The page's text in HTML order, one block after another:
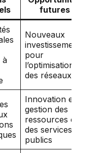
futures
à
Nouveaux
investissements
pour
l’optimisation
des réseaux
Innovation en
gestion des
ressources et
des services
publics